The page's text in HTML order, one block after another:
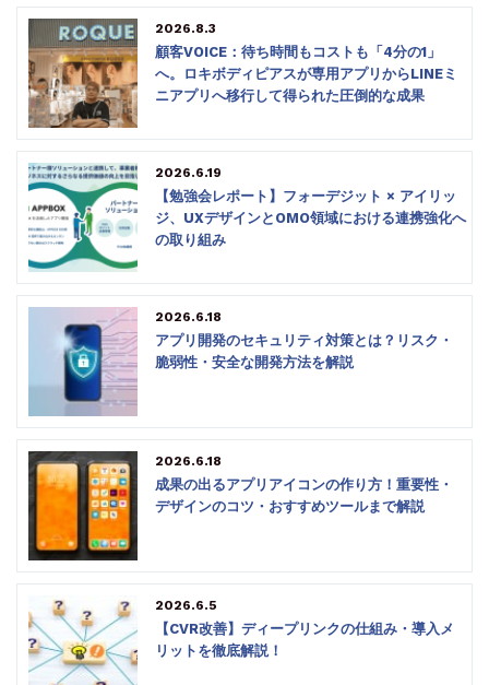
2026.8.3
顧客VOICE：待ち時間もコストも「4分の1」
へ。ロキボディピアスが専用アプリからLINEミ
ニアプリへ移行して得られた圧倒的な成果
2026.6.19
【勉強会レポート】フォーデジット × アイリッ
ジ、UXデザインとOMO領域における連携強化へ
の取り組み
2026.6.18
アプリ開発のセキュリティ対策とは？リスク・
脆弱性・安全な開発方法を解説
2026.6.18
成果の出るアプリアイコンの作り方！重要性・
デザインのコツ・おすすめツールまで解説
2026.6.5
【CVR改善】ディープリンクの仕組み・導入メ
リットを徹底解説！